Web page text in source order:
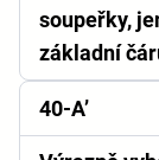
soupeřky,
základní
40-A’